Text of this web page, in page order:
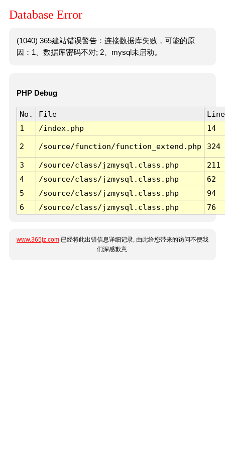
Database Error
(1040) 365建站错误警告：连接数据库失败，可能的原
因：1、数据库密码不对; 2、mysql未启动。
PHP Debug
No. File
Line
1
/index.php 14
2 /source/function/function_extend.php 324
3 /source/class/jzmysql.class.php
211
4
/source/class/jzmysql.class.php
62
5
/source/class/jzmysql.class.php
94
6
/source/class/jzmysql.class.php 76
www.365jz.com 已经将此出错信息详细记录, 由此给您带来的访问不便我
们深感歉意.